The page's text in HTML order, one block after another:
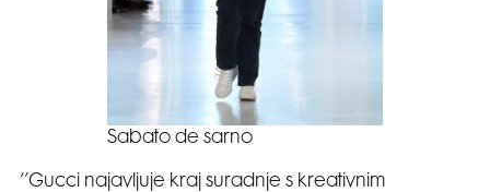
Sabato de sarno
‘’Gucci najavljuje kraj suradnje s kreativnim